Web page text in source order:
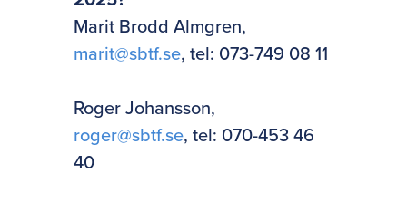
Marit Brodd Almgren,
marit@sbtf.se, tel: 073-749 08 11
Roger Johansson,
roger@sbtf.se, tel: 070-453 46
40